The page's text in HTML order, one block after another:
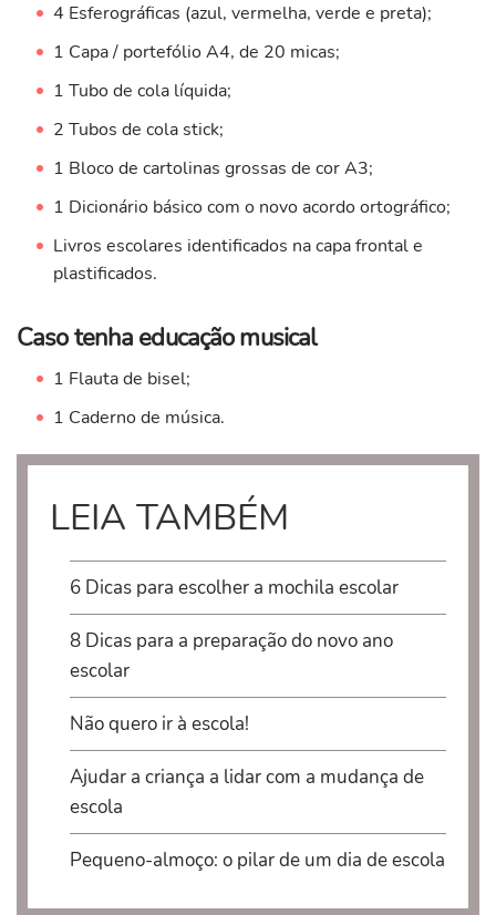
4 Esferográficas (azul, vermelha, verde e preta);
1 Capa / portefólio A4, de 20 micas;
1 Tubo de cola líquida;
2 Tubos de cola stick;
1 Bloco de cartolinas grossas de cor A3;
1 Dicionário básico com o novo acordo ortográfico;
Livros escolares identificados na capa frontal e
plastificados.
Caso tenha educação musical
1 Flauta de bisel;
1 Caderno de música.
LEIA TAMBÉM
6 Dicas para escolher a mochila escolar
8 Dicas para a preparação do novo ano
escolar
Não quero ir à escola!
Ajudar a criança a lidar com a mudança de
escola
Pequeno-almoço: o pilar de um dia de escola